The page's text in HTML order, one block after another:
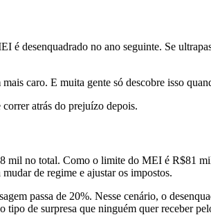
desenquadrado no ano seguinte. Se
caro. E muita gente só descobre isso
atrás do prejuízo depois.
no total. Como o limite do MEI é R$81
de regime e ajustar os impostos.
passa de 20%. Nesse cenário, o
de surpresa que ninguém quer receber